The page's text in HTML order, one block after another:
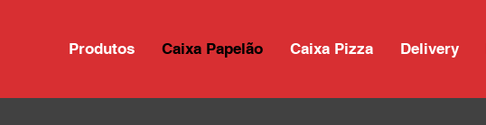
Produtos Caixa Papelão Caixa Pizza Delivery